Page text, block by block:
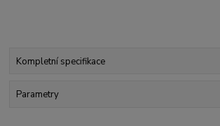
Kompletní specifikace
Parametry